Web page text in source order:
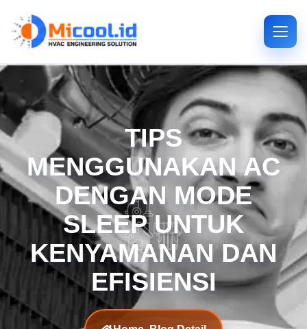
TIPS
MENGGUNAKAN AC
DENGAN MODE
SLEEP UNTUK
KENYAMANAN DAN
EFISIENSI